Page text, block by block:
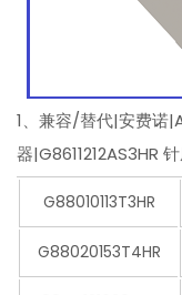
1、兼容/替代|安费诺
器|G8611212AS3HR
G88010113T3HR
G88020153T4HR